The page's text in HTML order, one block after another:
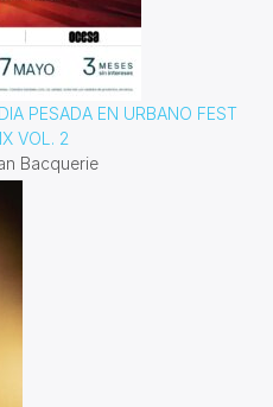
PESADA EN URBANO FEST
VOL. 2
Bacquerie